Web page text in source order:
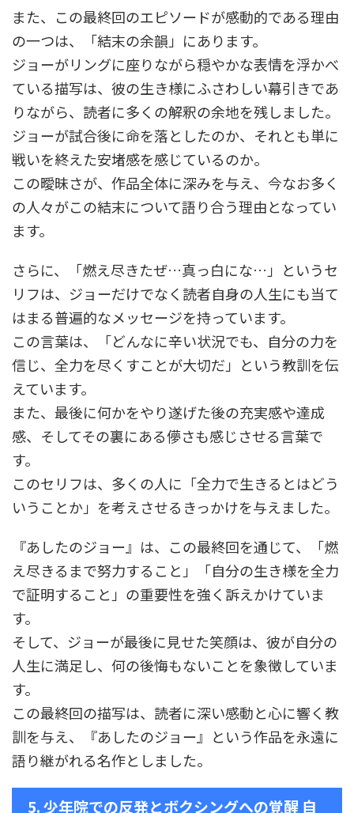
また、この最終回のエピソードが感動的である理由
の一つは、「結末の余韻」にあります。
ジョーがリングに座りながら穏やかな表情を浮かべ
ている描写は、彼の生き様にふさわしい幕引きであ
りながら、読者に多くの解釈の余地を残しました。
ジョーが試合後に命を落としたのか、それとも単に
戦いを終えた安堵感を感じているのか。
この曖昧さが、作品全体に深みを与え、今なお多く
の人々がこの結末について語り合う理由となってい
ます。
さらに、「燃え尽きたぜ…真っ白にな…」というセ
リフは、ジョーだけでなく読者自身の人生にも当て
はまる普遍的なメッセージを持っています。
この言葉は、「どんなに辛い状況でも、自分の力を
信じ、全力を尽くすことが大切だ」という教訓を伝
えています。
また、最後に何かをやり遂げた後の充実感や達成
感、そしてその裏にある儚さも感じさせる言葉で
す。
このセリフは、多くの人に「全力で生きるとはどう
いうことか」を考えさせるきっかけを与えました。
『あしたのジョー』は、この最終回を通じて、「燃
え尽きるまで努力すること」「自分の生き様を全力
で証明すること」の重要性を強く訴えかけていま
す。
そして、ジョーが最後に見せた笑顔は、彼が自分の
人生に満足し、何の後悔もないことを象徴していま
す。
この最終回の描写は、読者に深い感動と心に響く教
訓を与え、『あしたのジョー』という作品を永遠に
語り継がれる名作としました。
5. 少年院での反発とボクシングへの覚醒 自